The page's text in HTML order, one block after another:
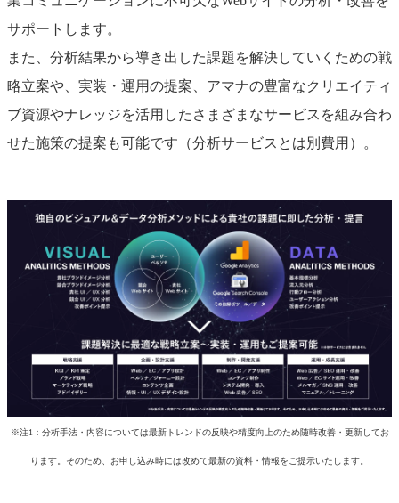
サポートします。
また、分析結果から導き出した課題を解決していくための戦
略立案や、実装・運用の提案、アマナの豊富なクリエイティ
ブ資源やナレッジを活用したさまざまなサービスを組み合わ
せた施策の提案も可能です（分析サービスとは別費用）。
※注1：分析手法・内容については最新トレンドの反映や精度向上のため随時改善・更新してお
ります。そのため、お申し込み時には改めて最新の資料・情報をご提示いたします。